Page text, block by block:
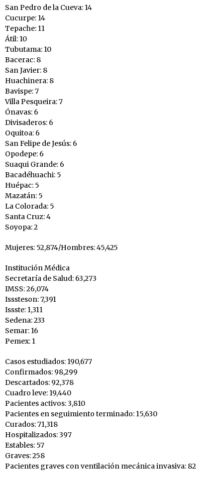
San Pedro de la Cueva: 14
Cucurpe: 14
Tepache: 11
Átil: 10
Tubutama: 10
Bacerac: 8
San Javier: 8
Huachinera: 8
Bavispe: 7
Villa Pesqueira: 7
Ónavas: 6
Divisaderos: 6
Oquitoa: 6
San Felipe de Jesús: 6
Opodepe: 6
Suaqui Grande: 6
Bacadéhuachi: 5
Huépac: 5
Mazatán: 5
La Colorada: 5
Santa Cruz: 4
Soyopa: 2
Mujeres: 52,874/Hombres: 45,425
Institución Médica
Secretaría de Salud: 63,273
IMSS: 26,074
Isssteson: 7,391
Issste: 1,311
Sedena: 233
Semar: 16
Pemex: 1
Casos estudiados: 190,677
Confirmados: 98,299
Descartados: 92,378
Cuadro leve: 19,440
Pacientes activos: 3,810
Pacientes en seguimiento terminado: 15,630
Curados: 71,318
Hospitalizados: 397
Estables: 57
Graves: 258
Pacientes graves con ventilación mecánica invasiva: 82